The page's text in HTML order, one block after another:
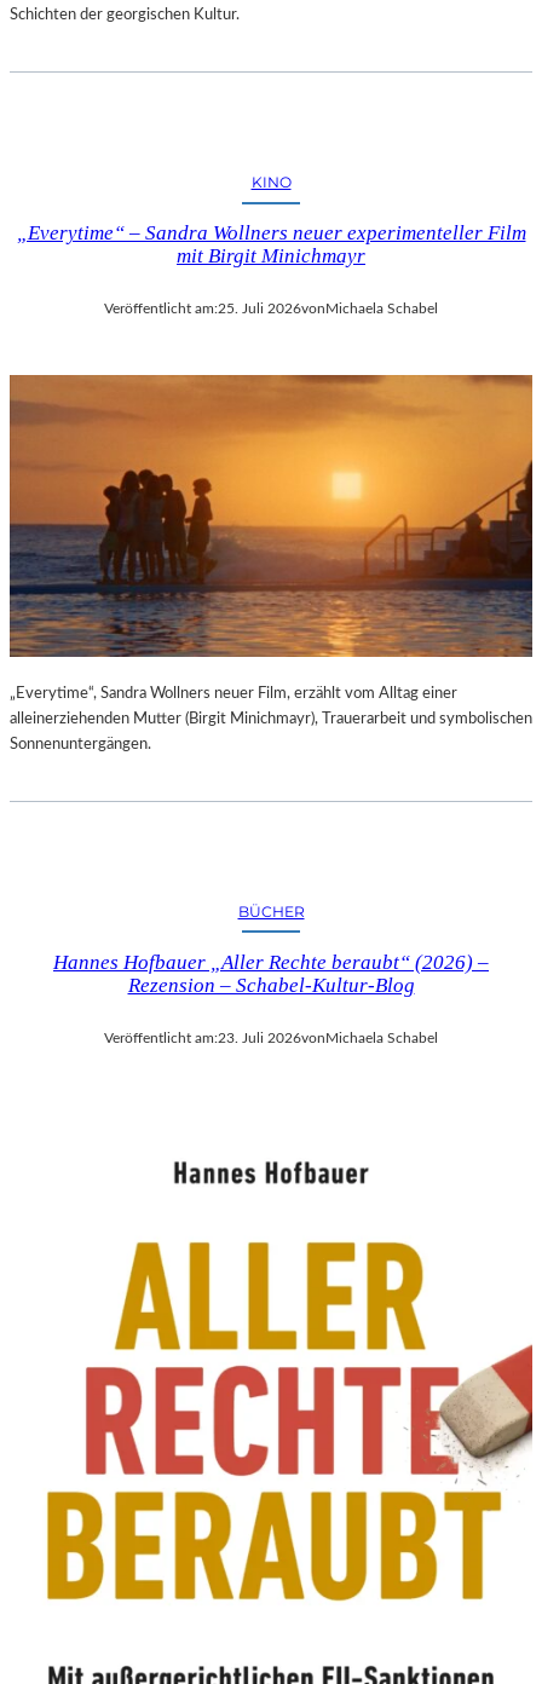
Schichten der georgischen Kultur.
KINO
„Everytime“ – Sandra Wollners neuer experimenteller Film
mit Birgit Minichmayr
Veröffentlicht am:25. Juli 2026von Michaela Schabel
„Everytime“, Sandra Wollners neuer Film, erzählt vom Alltag einer
alleinerziehenden Mutter (Birgit Minichmayr), Trauerarbeit und symbolischen
Sonnenuntergängen.
BÜCHER
Hannes Hofbauer „Aller Rechte beraubt“ (2026) –
Rezension – Schabel-Kultur-Blog
Veröffentlicht am:23. Juli 2026vonMichaela Schabel